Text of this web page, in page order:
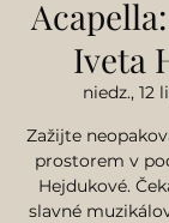
Iveta
niedz., 12
Zažijte
prostorem v
Hejdukové.
slavné